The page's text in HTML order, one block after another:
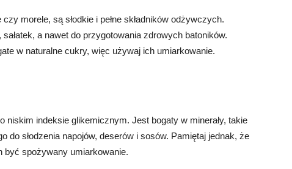
morele, są słodkie i pełne składników odżywczych.
a nawet do przygotowania zdrowych batoników.
w naturalne cukry, więc używaj ich umiarkowanie.
niskim indeksie glikemicznym. Jest bogaty w minerały, takie
do słodzenia napojów, deserów i sosów. Pamiętaj jednak, że
być spożywany umiarkowanie.